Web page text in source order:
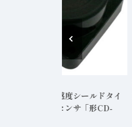
サテック、高感度シールドタイ
電容量形近接センサ「形CD-